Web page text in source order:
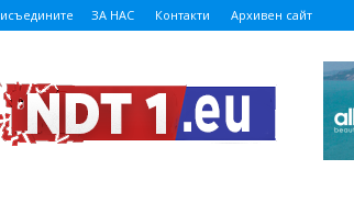
ЗА НАС Контакти Архивен сайт